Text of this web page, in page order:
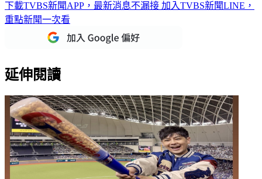
下載TVBS新聞APP，最新消息不漏接 加入TVBS新聞LINE，
重點新聞一次看
延伸閱讀